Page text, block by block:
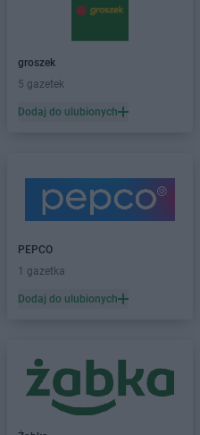
groszek
5 gazetek
Dodaj do ulubionych
PEPCO
1 gazetka
Dodaj do ulubionych